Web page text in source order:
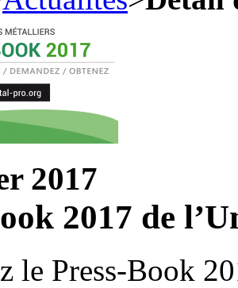
2017
2017 de
le Press-Book